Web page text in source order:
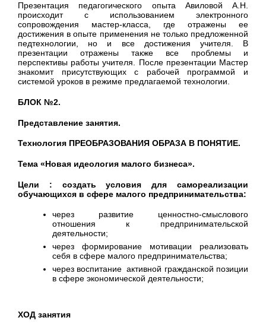
Презентация педагогического опыта Авиловой А.Н.
происходит с использованием электронного
сопровождения мастер-класса, где отражены ее
достижения в опыте применения не только предложенной
педтехнологии, но и все достижения учителя. В
презентации отражены также все проблемы и
перспективы работы учителя. После презентации Мастер
знакомит присутствующих с рабочей программой и
системой уроков в режиме предлагаемой технологии.
БЛОК №2.
Представление занятия.
Технология ПРЕОБРАЗОВАНИЯ ОБРАЗА В ПОНЯТИЕ.
Тема «Новая идеология малого бизнеса».
Цели : создать условия для самореализации
обучающихся в сфере малого предпринимательства:
через развитие ценностно-смыслового
отношения к предпринимательской
деятельности;
через формирование мотивации реализовать
себя в сфере малого предпринимательства;
через воспитание активной гражданской позиции
в сфере экономической деятельности;
ХОД занятия